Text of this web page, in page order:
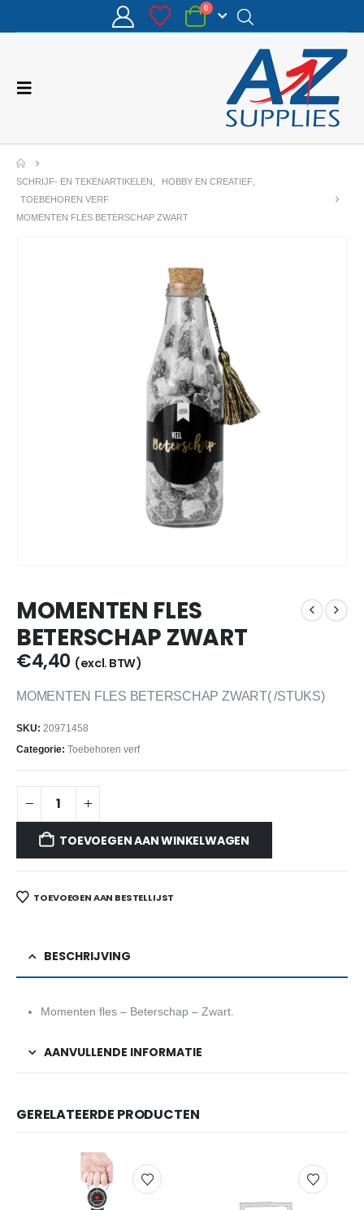
0
SCHRIJF- EN TEKENARTIKELEN HOBBY EN CREATIEF
TOEBEHOREN VERF
MOMENTEN FLES BETERSCHAP ZWART
MOMENTEN FLES
BETERSCHAP ZWART
€4,40 (excl. BTW)
MOMENTEN FLES BETERSCHAP ZWART( /STUKS)
SKU: 20971458
Categorie: Toebehoren verf
TOEVOEGEN AAN WINKELWAGEN
TOEVOEGEN AAN BESTELLIJST
BESCHRIJVING
Momenten fles – Beterschap – Zwart.
AANVULLENDE INFORMATIE
GERELATEERDE PRODUCTEN